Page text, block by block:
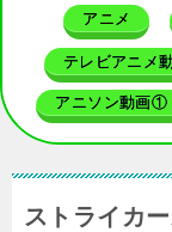
アニメ
テレビアニメ
アニソン動画①
ストライカ